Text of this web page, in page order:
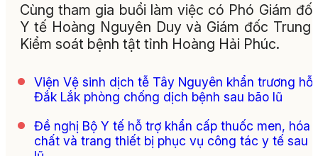
Cùng tham gia buổi làm việc có Phó Giám
Y tế Hoàng Nguyên Duy và Giám đốc Trung
Kiểm soát bệnh tật tỉnh Hoàng Hải Phúc.
Viện Vệ sinh dịch tễ Tây Nguyên khẩn trương hỗ
Đắk Lắk phòng chống dịch bệnh sau bão lũ
Đề nghị Bộ Y tế hỗ trợ khẩn cấp thuốc men, hóa
chất và trang thiết bị phục vụ công tác y tế sau